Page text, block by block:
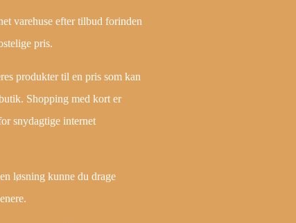
varehuse efter tilbud forinden
pris.
produkter til en pris som kan
Shopping med kort er
snydagtige internet
løsning kunne du drage